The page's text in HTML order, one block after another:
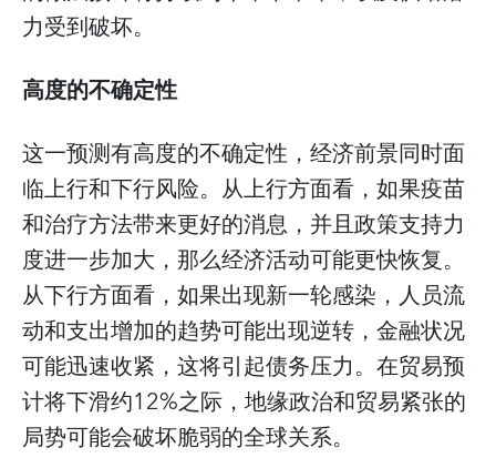
力受到破坏。
高度的不确定性
这一预测有高度的不确定性，经济前景同时面
临上行和下行风险。从上行方面看，如果疫苗
和治疗方法带来更好的消息，并且政策支持力
度进一步加大，那么经济活动可能更快恢复。
从下行方面看，如果出现新一轮感染，人员流
动和支出增加的趋势可能出现逆转，金融状况
可能迅速收紧，这将引起债务压力。在贸易预
计将下滑约12%之际，地缘政治和贸易紧张的
局势可能会破坏脆弱的全球关系。